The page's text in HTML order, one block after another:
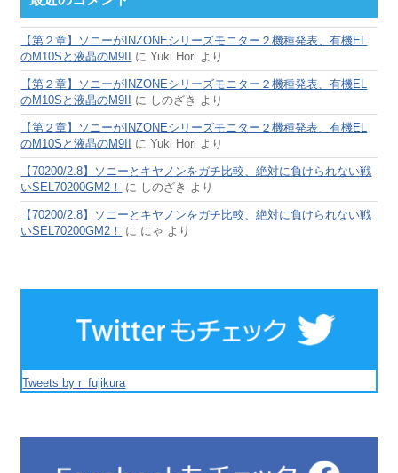
【第２章】ソニーがINZONEシリーズモニター２機種発表、有機EL
のM10Sと液晶のM9II
にYuki Hori より
【第２章】ソニーがINZONEシリーズモニター２機種発表、有機EL
のM10Sと液晶のM9II
に しのざき より
【第２章】ソニーがINZONEシリーズモニター２機種発表、有機EL
のM10Sと液晶のM9II
にYuki Hori より
【70200/2.8】ソニーとキヤノンをガチ比較、絶対に負けられない戦
いSEL70200GM2！
に しのざき より
【70200/2.8】ソニーとキヤノンをガチ比較、絶対に負けられない戦
いSEL70200GM2！
に にゃ より
Tweets by r_fujikura